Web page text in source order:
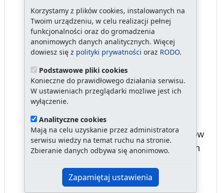
Korzystamy z plików cookies, instalowanych na
Twoim urządzeniu, w celu realizacji pełnej
funkcjonalności oraz do gromadzenia
anonimowych danych analitycznych. Więcej
dowiesz się z polityki prywatności oraz RODO.
Podstawowe pliki cookies
Konieczne do prawidłowego działania serwisu.
W ustawieniach przeglądarki możliwe jest ich
wyłączenie.
Analityczne cookies
Mają na celu uzyskanie przez administratora
serwisu wiedzy na temat ruchu na stronie.
Zbieranie danych odbywa się anonimowo.
Zapamiętaj ustawienia
Wprowadzić procedury
nadzoru nad weryfikacją
prawidłowości rozliczeń
dotacji.
Korygować przedstawiane
we wnioskach o zawarcie
realizacji zleconych zadań,
przed przygotowaniem umów
dotacyjnych, w przypadkach
kwocie innej niż
wnioskowana.